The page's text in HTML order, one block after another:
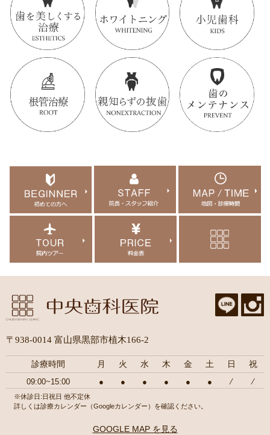
〒938-0014 富山県黒部市植木166-2
診療時間 月 火 水 木 金 土 日 祝
09:00~15:00 ● ● ● ● ● ● ⁄ ⁄
※休診日:日祝日 他不定休
詳しくは診療カレンダー（Googleカレンダー）を確認ください。
GOOGLE MAP を見る